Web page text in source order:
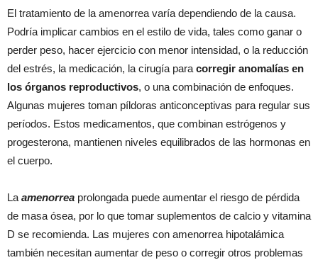
El tratamiento de la amenorrea varía dependiendo de la causa.
Podría implicar cambios en el estilo de vida, tales como ganar o
perder peso, hacer ejercicio con menor intensidad, o la reducción
del estrés, la medicación, la cirugía para corregir anomalías en
los órganos reproductivos, o una combinación de enfoques.
Algunas mujeres toman píldoras anticonceptivas para regular sus
períodos. Estos medicamentos, que combinan estrógenos y
progesterona, mantienen niveles equilibrados de las hormonas en
el cuerpo.
La amenorrea prolongada puede aumentar el riesgo de pérdida
de masa ósea, por lo que tomar suplementos de calcio y vitamina
D se recomienda. Las mujeres con amenorrea hipotalámica
también necesitan aumentar de peso o corregir otros problemas